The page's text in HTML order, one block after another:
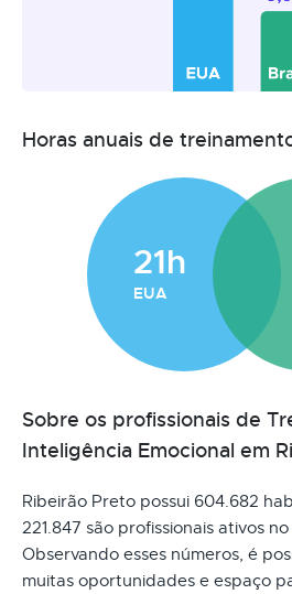
Horas anuais de
21h
EUA
Sobre os profissionais de
Inteligência Emocional em
Ribeirão Preto possui 604.682
221.847 são profissionais ativos
Observando esses números, é
muitas oportunidades e espaço